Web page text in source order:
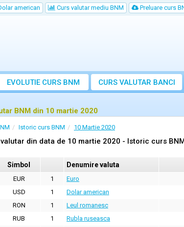
american Curs valutar mediu BNM Preluare curs
EVOLUTIE CURS BNM CURS VALUTAR BANCI
BNM din 10 martie 2020
Istoric curs BNM 10 Martie 2020
din data de 10 martie 2020 - Istoric curs
Simbol Denumire valuta
EUR 1 Euro
USD
1 Dolar american
RON
1 Leul romanesc
RUB
1 Rubla ruseasca